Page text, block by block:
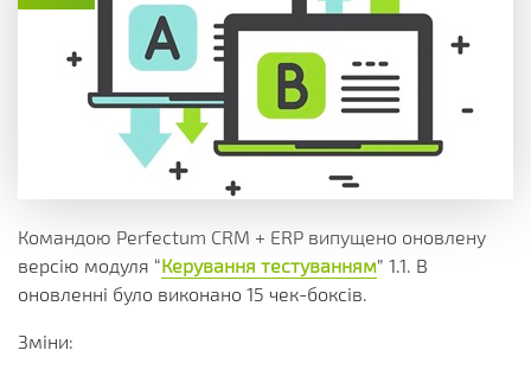
Командою Perfectum CRM + ERP випущено оновлену
версію модуля “Керування тестуванням” 1.1. В
оновленні було виконано 15 чек-боксів.
Зміни: